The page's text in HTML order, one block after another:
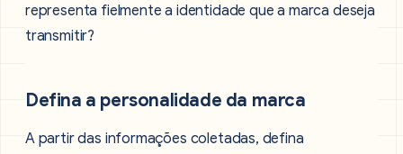
representa fielmente a identidade que a marca deseja
transmitir?
Defina a personalidade da marca
A partir das informações coletadas, defina